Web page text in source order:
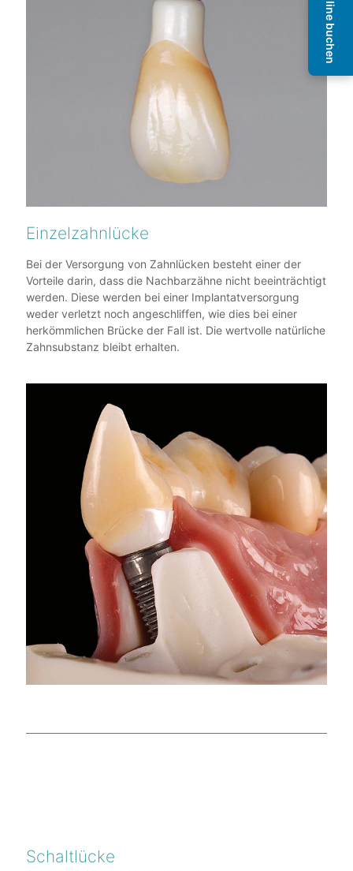
Einzelzahnlücke
Bei der Versorgung von Zahnlücken besteht einer der
Vorteile darin, dass die Nachbarzähne nicht beeinträchtigt
werden. Diese werden bei einer Implantatversorgung
weder verletzt noch angeschliffen, wie dies bei einer
herkömmlichen Brücke der Fall ist. Die wertvolle natürliche
Zahnsubstanz bleibt erhalten.
Schaltlücke